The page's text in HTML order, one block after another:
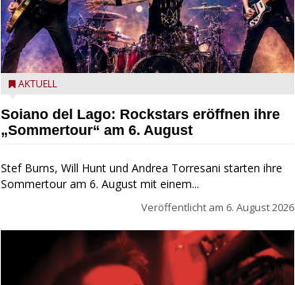
Stef Burns, Will Hunt und Andrea Torresani im Summer
AKTUELL
Soiano del Lago: Rockstars eröffnen ihre
„Sommertour“ am 6. August
Stef Burns, Will Hunt und Andrea Torresani starten ihre
Sommertour am 6. August mit einem...
Veröffentlicht am 6. August 2026